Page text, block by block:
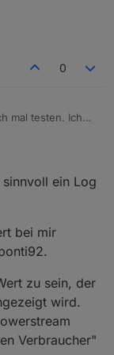
(1330)
(1330) at
(1330) at
(1330) at
0
mal testen. Ich
ein Log
bei mir
zu sein, der
wird.
Verbraucher"